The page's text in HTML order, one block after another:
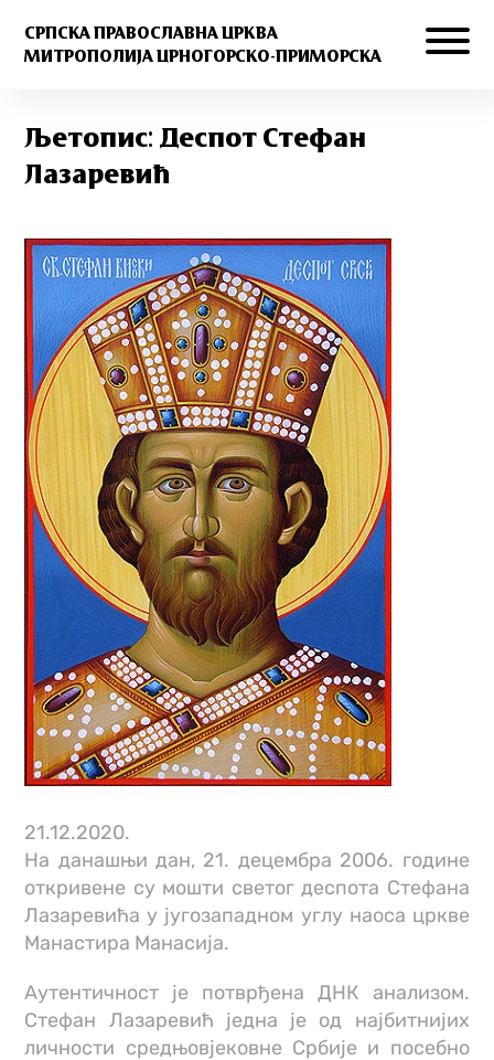
СРПСКА ПРАВОСЛАВНА ЦРКВА
МИТРОПОЛИЈА ЦРНОГОРСКО-ПРИМОРСКА
Љетопис: Деспот Стефан
Лазаревић
21.12.2020.
На данашњи дан, 21. децембра 2006. године
откривенe су мошти светог деспота Стефана
Лазаревића у југозападном углу наоса цркве
Манастира Манасија.
Аутентичност је потврђена ДНК анализом.
Стефан Лазаревић једна је од најбитнијих
личности средњовјековне Србије и посебно